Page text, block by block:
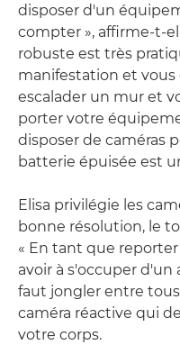
disposer d'un
compter », affirme-t-
robuste est très
manifestation et vous
escalader un mur et
porter votre
disposer de caméras
batterie épuisée est
Elisa privilégie les
bonne résolution, le
« En tant que reporter
avoir à s'occuper d'un
faut jongler entre
caméra réactive qui
votre corps.